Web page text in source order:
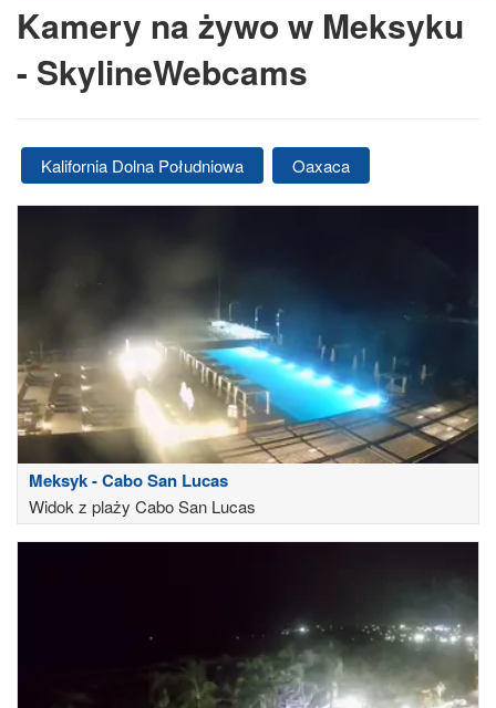
Kamery na żywo w Meksyku
- SkylineWebcams
Kalifornia Dolna Południowa Oaxaca
Meksyk - Cabo San Lucas
Widok z plaży Cabo San Lucas